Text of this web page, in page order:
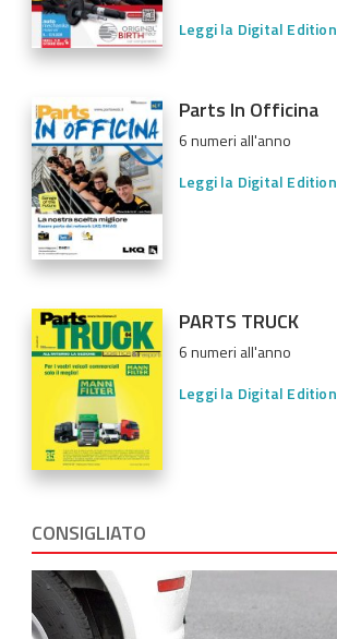
Leggi la Digital Edition
Parts In Officina
6 numeri all'anno
Leggi la Digital Edition
PARTS TRUCK
6 numeri all'anno
Leggi la Digital Edition
CONSIGLIATO